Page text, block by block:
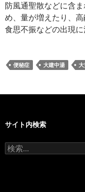
防風通聖散などに含
め、量が増えたり、
食思不振などの出現に
便秘症 大建中湯 大
サイト内検索
検
索: